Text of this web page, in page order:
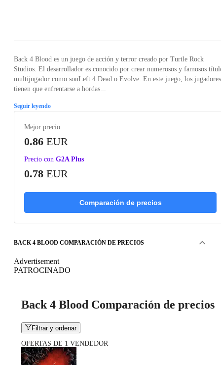
Back 4 Blood es un juego de acción y terror creado por Turtle Rock
Studios. El desarrollador es conocido por crear numerosos y famosos
multijugador como sonLeft 4 Dead o Evolve. En este juego, los jugadores
tienen que enfrentarse a hordas...
Seguir leyendo
Mejor precio
0.86 EUR
Precio con G2A Plus
0.78 EUR
Comparación de precios
BACK 4 BLOOD COMPARACIÓN DE PRECIOS
Advertisement
PATROCINADO
Back 4 Blood Comparación de precios
Filtrar y ordenar
OFERTAS DE 1 VENDEDOR